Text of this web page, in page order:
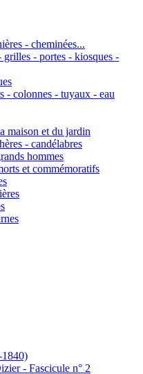
- cheminées...
grilles - portes - kiosques -
- colonnes - tuyaux - eau
maison et du jardin
- candélabres
hommes
et commémoratifs
- Fascicule n° 2